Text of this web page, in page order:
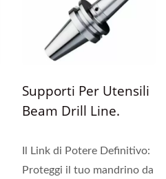
Consente agli utenti...
Supporti Per Utensili
Beam Drill Line.
Il Link di Potere Definitivo:
Proteggi il tuo mandrino da